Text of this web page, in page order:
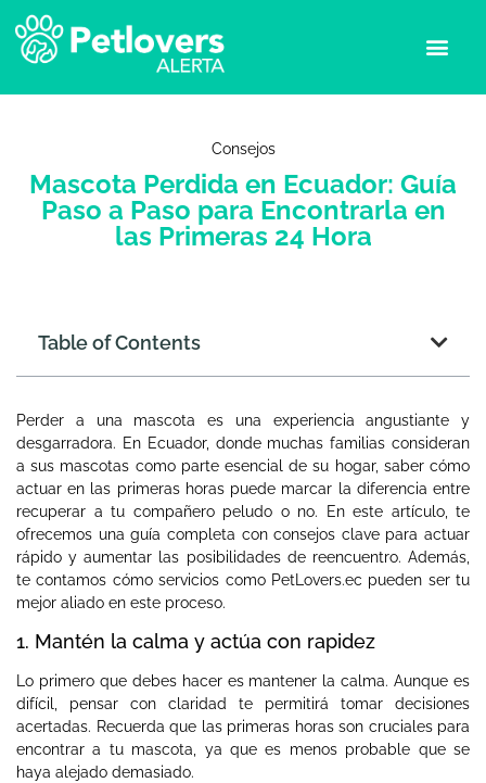
Consejos
Mascota Perdida en Ecuador: Guía
Paso a Paso para Encontrarla en
las Primeras 24 Hora
Perder a una mascota es una experiencia angustiante y
desgarradora. En Ecuador, donde muchas familias consideran
a sus mascotas como parte esencial de su hogar, saber cómo
actuar en las primeras horas puede marcar la diferencia entre
recuperar a tu compañero peludo o no. En este artículo, te
ofrecemos una guía completa con consejos clave para actuar
rápido y aumentar las posibilidades de reencuentro. Además,
te contamos cómo servicios como PetLovers.ec pueden ser tu
mejor aliado en este proceso.
1. Mantén la calma y actúa con rapidez
Lo primero que debes hacer es mantener la calma. Aunque es
difícil, pensar con claridad te permitirá tomar decisiones
acertadas. Recuerda que las primeras horas son cruciales para
encontrar a tu mascota, ya que es menos probable que se
haya alejado demasiado.
Table of Contents